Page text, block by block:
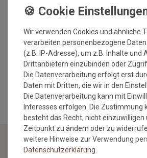
MEHR INFORMATIONEN ZUM EU
Wir verwenden Cookies und ähnliche
verarbeiten personenbezogene
(z.B. IP-Adresse), um z.B. Inhalte
Drittanbietern einzubinden oder
Die Datenverarbeitung erfolgt erst
Daten mit Dritten, die wir in den
Die Datenverarbeitung kann mit
Interesses erfolgen. Die Zustimmung
besteht das Recht, nicht
Zeitpunkt zu ändern oder zu
weitere Hinweise zur Verwendung
Daten­schutz­erklärung